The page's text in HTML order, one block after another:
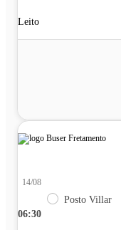
Leito
06:30
14/08
Posto Villar